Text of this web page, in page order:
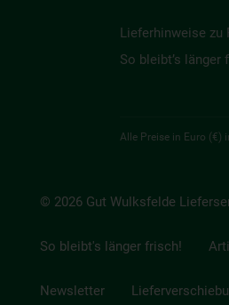
Lieferhinweise zu
So bleibt’s länger
Alle Preise in Euro (€)
© 2026 Gut Wulksfelde
So bleibt's länger frisch!
Newsletter